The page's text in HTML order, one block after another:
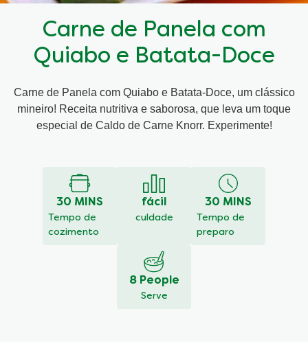
Carne de Panela com
Quiabo e Batata-Doce
Carne de Panela com Quiabo e Batata-Doce, um clássico
mineiro! Receita nutritiva e saborosa, que leva um toque
especial de Caldo de Carne Knorr. Experimente!
30 MINS
Tempo de
cozimento
fácil
culdade
30 MINS
Tempo de
preparo
8 People
Serve